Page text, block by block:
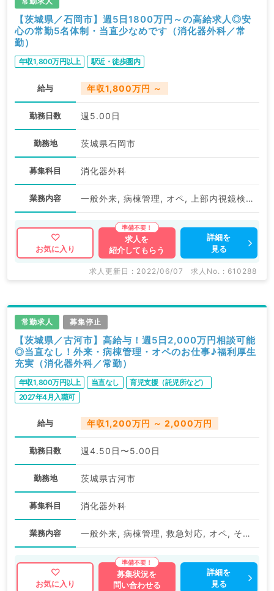
【茨城県／石岡市】週5日1800万円～の高給求人◎安
心の常勤5名体制・当直少なめです（消化器外科／常
勤）
年収1,800万円以上 駅近・徒歩圏内
給与 年収1,800万円 ～
勤務日数 週5.00日
勤務地 茨城県石岡市
募集科目 消化器外科
業務内容 一般外来, 病棟管理, オペ, 上部内視鏡検査（ＧＦ）, 下部内視鏡検査（ＣＦ）, その他
お気に入り
求人を
紹介してもらう
詳細を
見る
求人更新日 : 2022/06/07 求人No. : 610288
常勤求人 募集停止
【茨城県／古河市】高給与！週5日2,000万円相談可能
◎当直なし！外来・病棟管理・オペのお仕事♪福利厚生
充実（消化器外科／常勤）
年収1,800万円以上 当直なし
育児支援（託児所など）
2027年4月入職可
給与 年収1,200万円 ～ 2,000万円
勤務日数 週4.50日〜5.00日
勤務地 茨城県古河市
募集科目 消化器外科
業務内容 一般外来, 病棟管理, 救急対応, オペ, その他
お気に入り
募集状況を
問い合わせる
詳細を
見る